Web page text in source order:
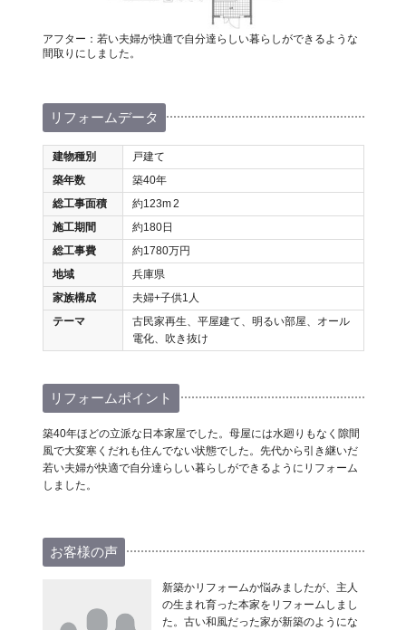
アフター：若い夫婦が快適で自分達らしい暮らしができるような
間取りにしました。
リフォームデータ
建物種別
戸建て
築年数
築40年
総工事面積
約123m2
施工期間
約180日
総工事費
約1780万円
地域
兵庫県
家族構成
夫婦+子供1人
テーマ
古民家再生、平屋建て、明るい部屋、オール
電化、吹き抜け
リフォームポイント
築40年ほどの立派な日本家屋でした。母屋には水廻りもなく隙間
風で大変寒くだれも住んでない状態でした。先代から引き継いだ
若い夫婦が快適で自分達らしい暮らしができるようにリフォーム
しました。
お客様の声
新築かリフォームか悩みましたが、主人
の生まれ育った本家をリフォームしまし
た。古い和風だった家が新築のようにな